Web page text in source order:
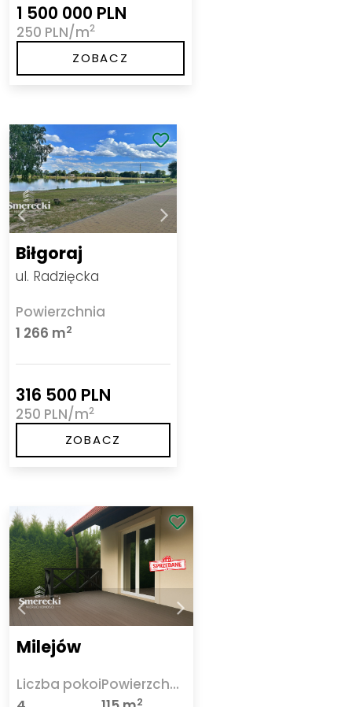
1 500 000 PLN
250 PLN/m2
ZOBACZ
Biłgoraj
ul. Radzięcka
Powierzchnia
1 266 m2
316 500 PLN
250 PLN/m2
ZOBACZ
Milejów
Liczba pokoi
Powierzchnia
2